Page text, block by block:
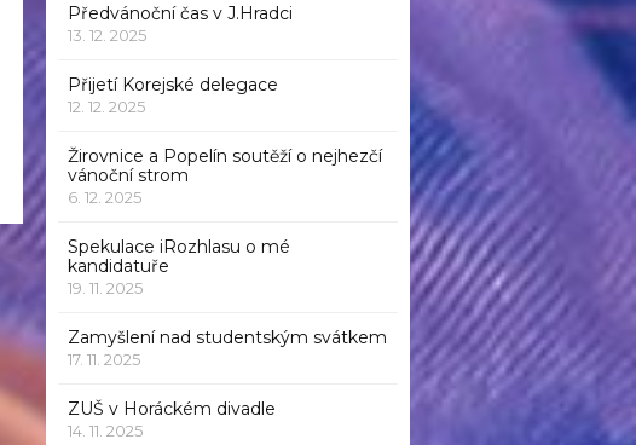
Předvánoční čas v J.Hradci
13. 12. 2025
Přijetí Korejské delegace
12. 12. 2025
Žirovnice a Popelín soutěží o nejhezčí
vánoční strom
6. 12. 2025
Spekulace iRozhlasu o mé
kandidatuře
19. 11. 2025
Zamyšlení nad studentským svátkem
17. 11. 2025
ZUŠ v Horáckém divadle
14. 11. 2025